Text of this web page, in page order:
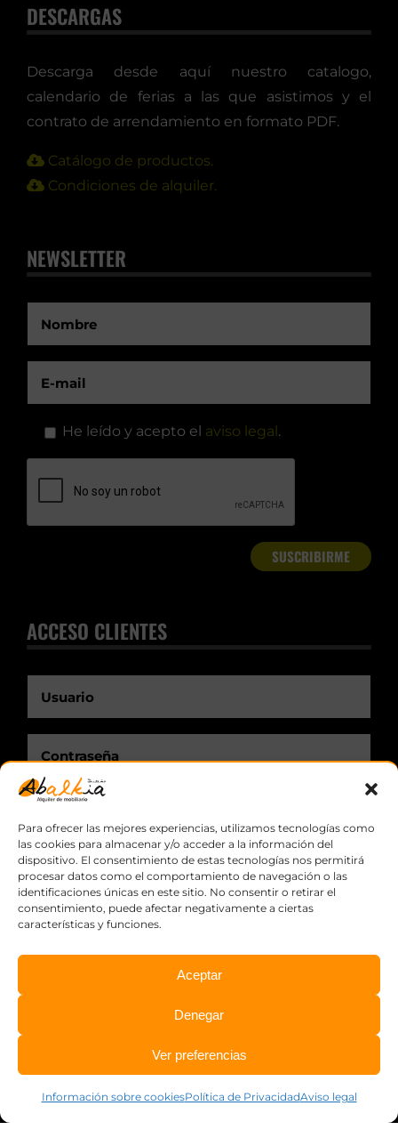
Para ofrecer las mejores experiencias, utilizamos tecnologías como
las cookies para almacenar y/o acceder a la información del
dispositivo. El consentimiento de estas tecnologías nos permitirá
procesar datos como el comportamiento de navegación o las
identificaciones únicas en este sitio. No consentir o retirar el
consentimiento, puede afectar negativamente a ciertas
características y funciones.
Aceptar
Denegar
Ver preferencias
Información sobre cookiesPolítica de PrivacidadAviso legal
DESCARGAS
Descarga desde aquí nuestro catalogo,
calendario de ferias a las que asistimos y el
contrato de arrendamiento en formato PDF.
Catálogo de productos.
Condiciones de alquiler.
NEWSLETTER
He leído y acepto el aviso legal .
ACCESO CLIENTES
Recuérdame.
Información sobre cookies